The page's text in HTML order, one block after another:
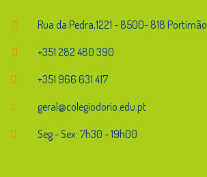
Rua da Pedra,1221 - 8500- 818 Portimão
+351 282 480 390
+351 966 631 417
geral@colegiodorio.edu.pt
Seg - Sex: 7h30 - 19h00